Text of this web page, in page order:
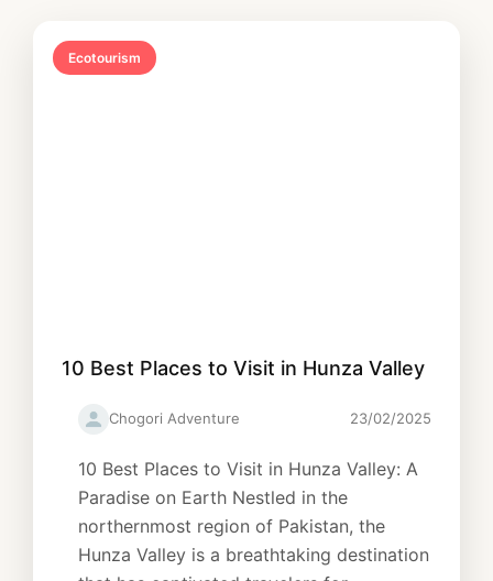
Ecotourism
10 Best Places to Visit in Hunza Valley
Chogori Adventure 23/02/2025
10 Best Places to Visit in Hunza Valley: A
Paradise on Earth Nestled in the
northernmost region of Pakistan, the
Hunza Valley is a breathtaking destination